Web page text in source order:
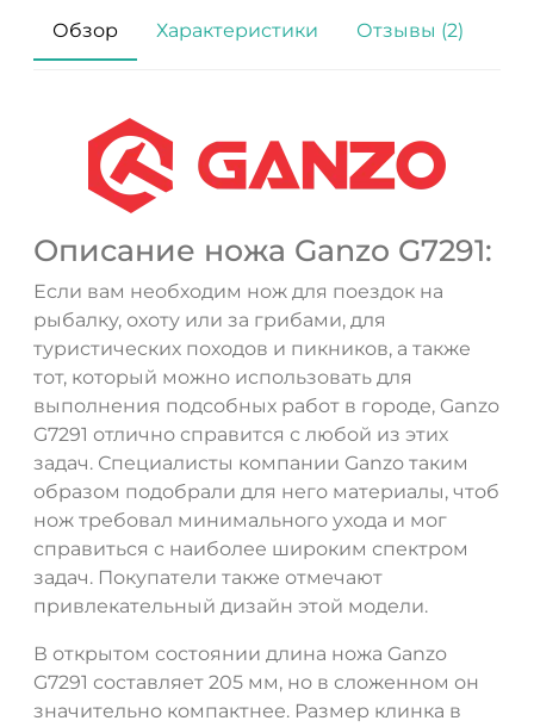
Обзор Характеристики Отзывы (2)
Описание ножа Ganzo G7291:
Если вам необходим нож для поездок на
рыбалку, охоту или за грибами, для
туристических походов и пикников, а также
тот, который можно использовать для
выполнения подсобных работ в городе, Ganzo
G7291 отлично справится с любой из этих
задач. Специалисты компании Ganzo таким
образом подобрали для него материалы, чтоб
нож требовал минимального ухода и мог
справиться с наиболее широким спектром
задач. Покупатели также отмечают
привлекательный дизайн этой модели.
В открытом состоянии длина ножа Ganzo
G7291 составляет 205 мм, но в сложенном он
значительно компактнее. Размер клинка в